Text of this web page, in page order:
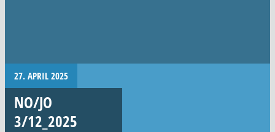
27. APRIL 2025
NO/JO
3/12_2025